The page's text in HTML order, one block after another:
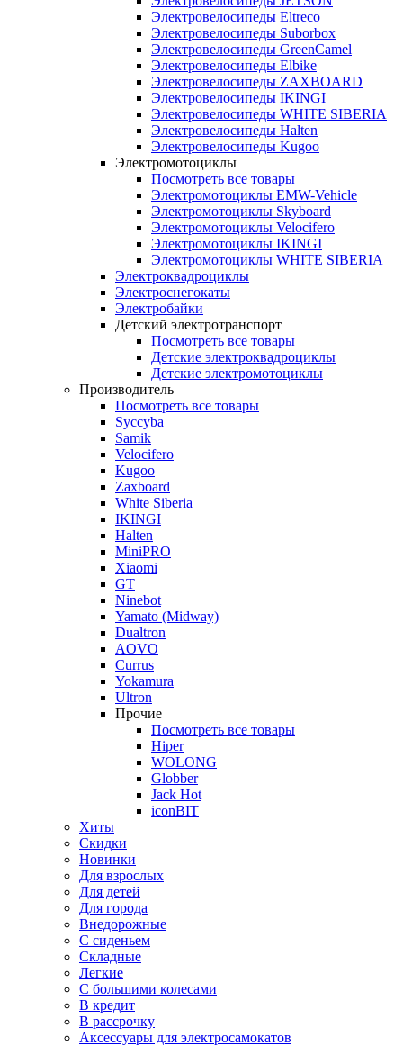
Электровелосипеды Eltreco
Электровелосипеды Suborbox
Электровелосипеды GreenCamel
Электровелосипеды Elbike
Электровелосипеды ZAXBOARD
Электровелосипеды IKINGI
Электровелосипеды WHITE SIBERIA
Электровелосипеды Halten
Электровелосипеды Kugoo
Электромотоциклы
Посмотреть все товары
Электромотоциклы EMW-Vehicle
Электромотоциклы Skyboard
Электромотоциклы Velocifero
Электромотоциклы IKINGI
Электромотоциклы WHITE SIBERIA
Электроквадроциклы
Электроснегокаты
Электробайки
Детский электротранспорт
Посмотреть все товары
Детские электроквадроциклы
Детские электромотоциклы
Производитель
Посмотреть все товары
Syccyba
Samik
Velocifero
Kugoo
Zaxboard
White Siberia
IKINGI
Halten
MiniPRO
Xiaomi
GT
Ninebot
Yamato (Midway)
Dualtron
AOVO
Currus
Yokamura
Ultron
Прочие
Посмотреть все товары
Hiper
WOLONG
Globber
Jack Hot
iconBIT
Хиты
Скидки
Новинки
Для взрослых
Для детей
Для города
Внедорожные
С сиденьем
Складные
Легкие
С большими колесами
В кредит
В рассрочку
Аксессуары для электросамокатов